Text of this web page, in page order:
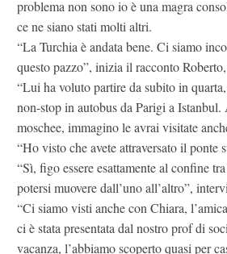
problema non sono io è una magra
ce ne siano stati molti altri.
“La Turchia è andata bene. Ci siamo
questo pazzo”, inizia il racconto
“Lui ha voluto partire da subito in
non-stop in autobus da Parigi a
moschee, immagino le avrai visitate
“Ho visto che avete attraversato il ponte
“Sì, figo essere esattamente al confine
potersi muovere dall’uno all’altro”,
“Ci siamo visti anche con Chiara,
ci è stata presentata dal nostro prof di
vacanza, l’abbiamo scoperto quasi per